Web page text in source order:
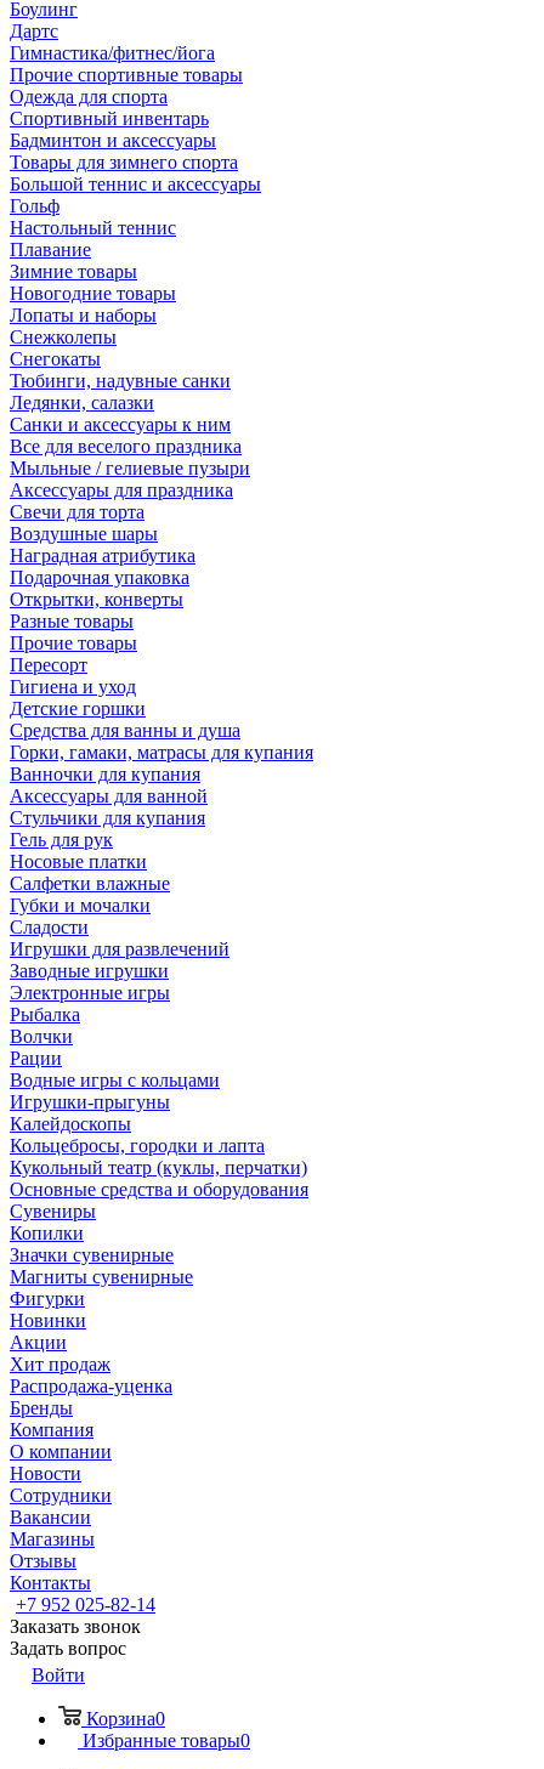
Боулинг
Дартс
Гимнастика/фитнес/йога
Прочие спортивные товары
Одежда для спорта
Спортивный инвентарь
Бадминтон и аксессуары
Товары для зимнего спорта
Большой теннис и аксессуары
Гольф
Настольный теннис
Плавание
Зимние товары
Новогодние товары
Лопаты и наборы
Снежколепы
Снегокаты
Тюбинги, надувные санки
Ледянки, салазки
Санки и аксессуары к ним
Все для веселого праздника
Мыльные / гелиевые пузыри
Аксессуары для праздника
Свечи для торта
Воздушные шары
Наградная атрибутика
Подарочная упаковка
Открытки, конверты
Разные товары
Прочие товары
Пересорт
Гигиена и уход
Детские горшки
Средства для ванны и душа
Горки, гамаки, матрасы для купания
Ванночки для купания
Аксессуары для ванной
Стульчики для купания
Гель для рук
Носовые платки
Салфетки влажные
Губки и мочалки
Сладости
Игрушки для развлечений
Заводные игрушки
Электронные игры
Рыбалка
Волчки
Рации
Водные игры с кольцами
Игрушки-прыгуны
Калейдоскопы
Кольцебросы, городки и лапта
Кукольный театр (куклы, перчатки)
Основные средства и оборудования
Сувениры
Копилки
Значки сувенирные
Магниты сувенирные
Фигурки
Новинки
Акции
Хит продаж
Распродажа-уценка
Бренды
Компания
О компании
Новости
Сотрудники
Вакансии
Магазины
Отзывы
Контакты
+7 952 025-82-14
Заказать звонок
Задать вопрос
Войти
Корзина0
Избранные товары0